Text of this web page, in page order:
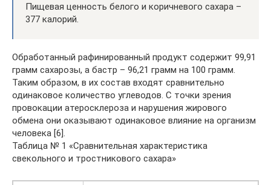
Пищевая ценность белого и коричневого сахара –
377 калорий.
Обработанный рафинированный продукт содержит 99,91
грамм сахарозы, а бастр – 96,21 грамм на 100 грамм.
Таким образом, в их состав входят сравнительно
одинаковое количество углеводов. С точки зрения
провокации атеросклероза и нарушения жирового
обмена они оказывают одинаковое влияние на организм
человека [6].
Таблица № 1 «Сравнительная характеристика
свекольного и тростникового сахара»